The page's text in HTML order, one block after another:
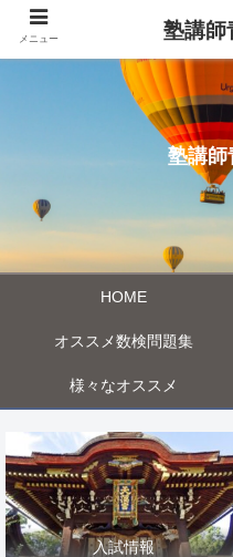
塾講師
HOME
オススメ数検問題集
様々なオススメ
入試情報
メニュー 塾講師